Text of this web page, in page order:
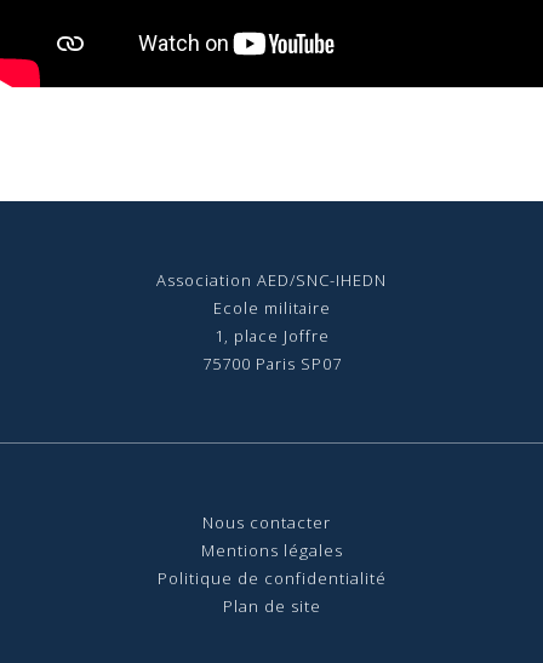
Association AED/SNC-IHEDN
Ecole militaire
1, place Joffre
75700 Paris SP07
Nous contacter
Mentions légales
Politique de confidentialité
Plan de site